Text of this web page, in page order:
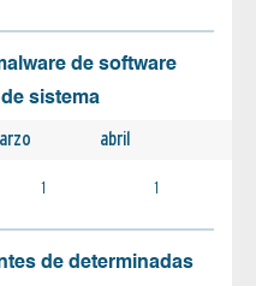
de software
sistema
abril
1 1
de determinadas